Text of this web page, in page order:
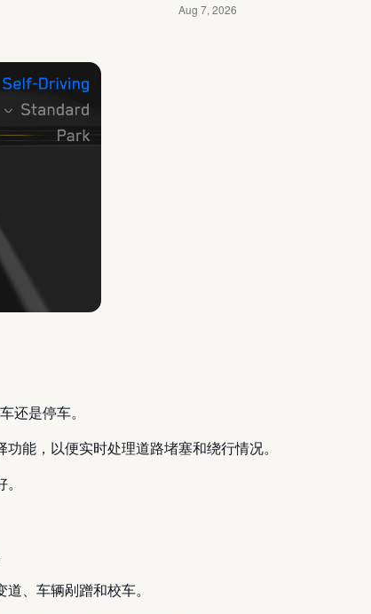
还是停车。
能，以便实时处理道路堵塞和绕行情况。
、车辆剐蹭和校车。